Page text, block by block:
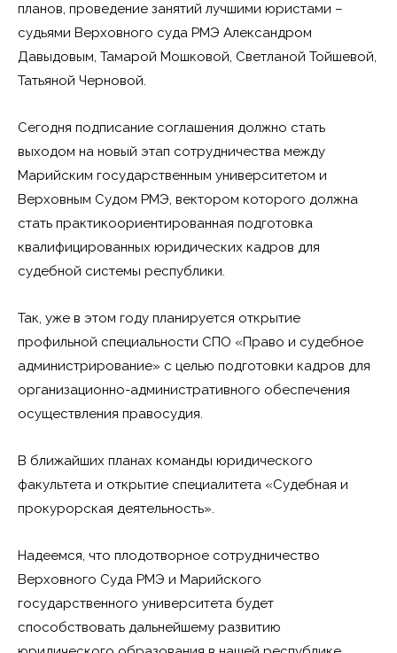
планов, проведение занятий лучшими юристами –
судьями Верховного суда РМЭ Александром
Давыдовым, Тамарой Мошковой, Светланой Тойшевой,
Татьяной Черновой.
Сегодня подписание соглашения должно стать
выходом на новый этап сотрудничества между
Марийским государственным университетом и
Верховным Судом РМЭ, вектором которого должна
стать практикоориентированная подготовка
квалифицированных юридических кадров для
судебной системы республики.
Так, уже в этом году планируется открытие
профильной специальности СПО «Право и судебное
администрирование» с целью подготовки кадров для
организационно-административного обеспечения
осуществления правосудия.
В ближайших планах команды юридического
факультета и открытие специалитета «Судебная и
прокурорская деятельность».
Надеемся, что плодотворное сотрудничество
Верховного Суда РМЭ и Марийского
государственного университета будет
способствовать дальнейшему развитию